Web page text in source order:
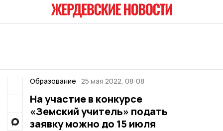
Образование 25 мая 2022, 08:08
На участие в конкурсе
«Земский учитель» подать
заявку можно до 15 июля